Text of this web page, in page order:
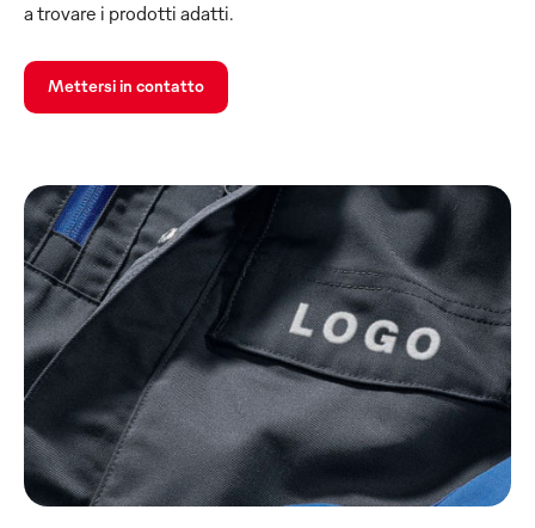
a trovare i prodotti adatti.
Mettersi in contatto